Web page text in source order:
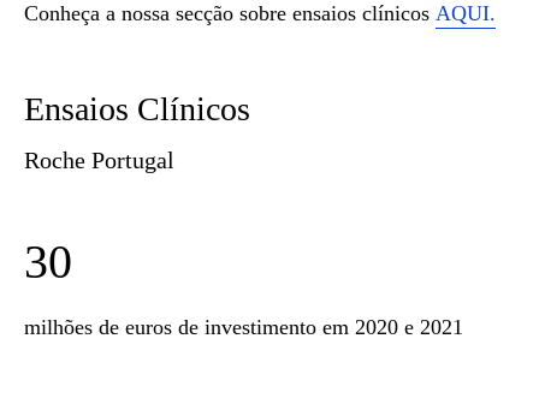
Conheça a nossa secção sobre ensaios clínicos AQUI.
Ensaios Clínicos
Roche Portugal
30
milhões de euros de investimento em 2020 e 2021